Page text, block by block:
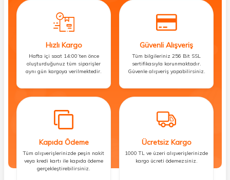
Hızlı Kargo
Hafta içi saat 14:00’ten önce
oluşturduğunuz tüm siparişler
aynı gün kargoya verilmektedir.
Güvenli Alışveriş
Tüm bilgileriniz 256 Bit SSL
sertifikasıyla korunmaktadır.
Güvenle alışveriş yapabilirsiniz.
Kapıda Ödeme
Tüm alışverişlerinizde peşin nakit
veya kredi kartı ile kapıda ödeme
gerçekleştirebilirsiniz.
Ücretsiz Kargo
1000 TL ve üzeri alışverişlerinizde
kargo ücreti ödemezsiniz.